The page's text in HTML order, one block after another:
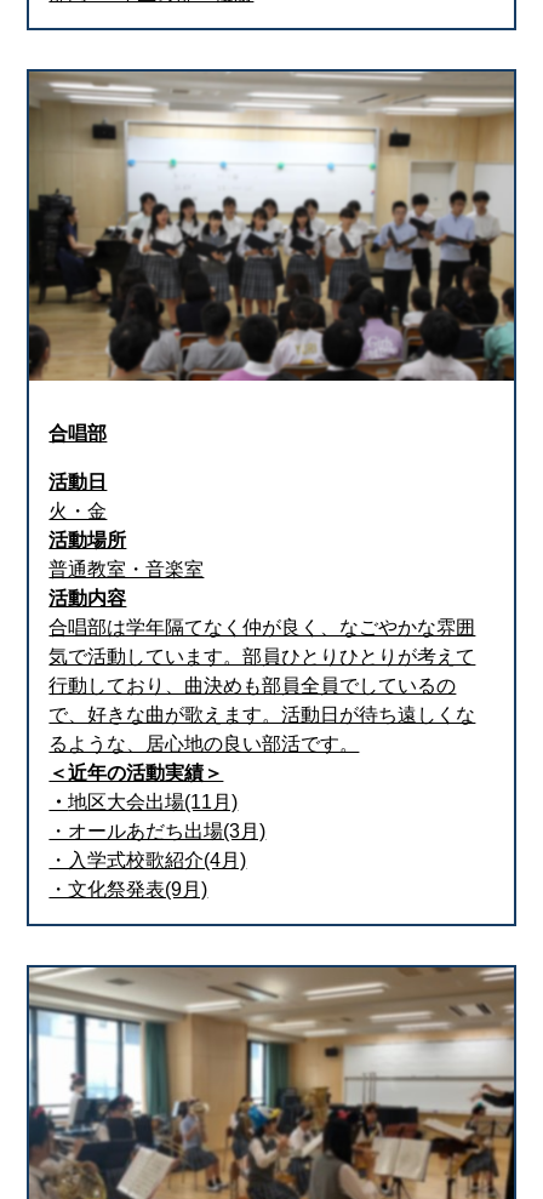
合唱部
活動日
火・金
活動場所
普通教室・音楽室
活動内容
合唱部は学年隔てなく仲が良く、なごやかな雰囲
気で活動しています。部員ひとりひとりが考えて
行動しており、曲決めも部員全員でしているの
で、好きな曲が歌えます。活動日が待ち遠しくな
るような、居心地の良い部活です。
＜近年の活動実績＞
・地区大会出場(11月)
・オールあだち出場(3月)
・入学式校歌紹介(4月)
・文化祭発表(9月)